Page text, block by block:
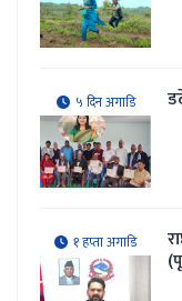
५ दिन अगाडि
१ हप्ता अगाडि